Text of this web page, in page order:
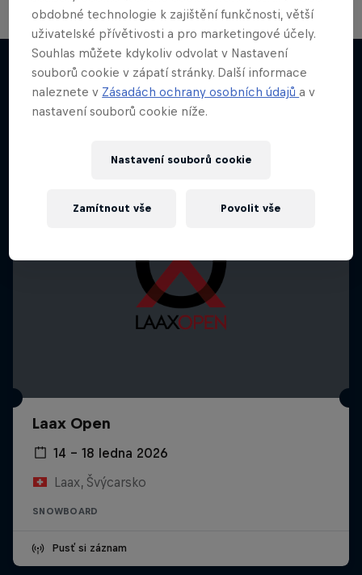
Něco podobného?
Laax Open
14 – 18 ledna 2026
Laax, Švýcarsko
SNOWBOARD
Pusť si záznam
obdobné technologie k zajištění funkčnosti, větší
uživatelské přívětivosti a pro marketingové účely.
Souhlas můžete kdykoliv odvolat v Nastavení
souborů cookie v zápatí stránky. Další informace
naleznete v Zásadách ochrany osobních údajůa v
nastavení souborů cookie níže.
Nastavení souborů cookie
Zamítnout vše Povolit vše